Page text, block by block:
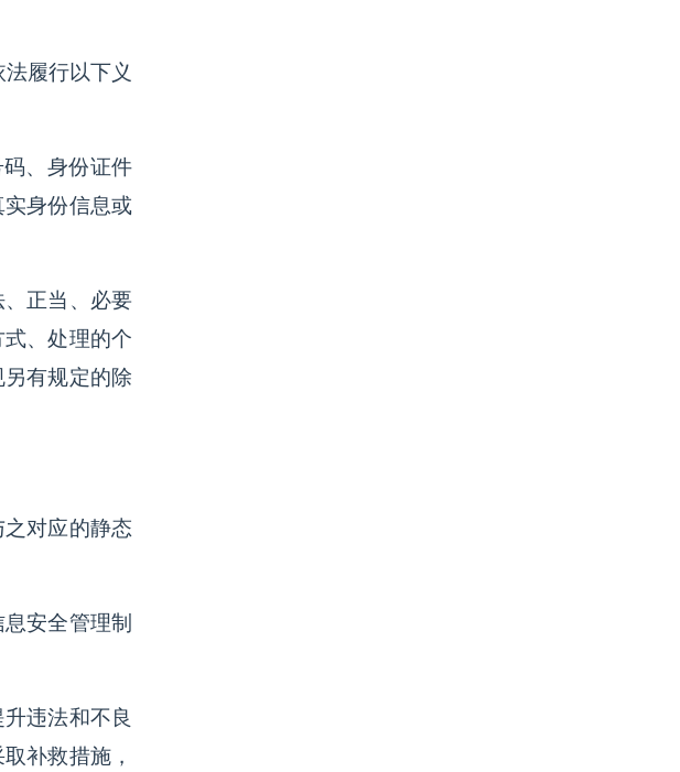
履行以下义
码、身份证件
身份信息或
、正当、必要
、处理的个
有规定的除
对应的静态
安全管理制
违法和不良
补救措施，